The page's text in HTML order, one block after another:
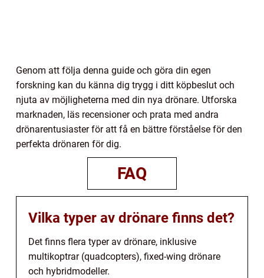
Genom att följa denna guide och göra din egen
forskning kan du känna dig trygg i ditt köpbeslut och
njuta av möjligheterna med din nya drönare. Utforska
marknaden, läs recensioner och prata med andra
drönarentusiaster för att få en bättre förståelse för den
perfekta drönaren för dig.
FAQ
Vilka typer av drönare finns det?
Det finns flera typer av drönare, inklusive
multikoptrar (quadcopters), fixed-wing drönare
och hybridmodeller.